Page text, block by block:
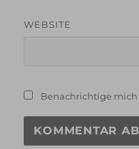
WEBSITE
Benachrichtige mich